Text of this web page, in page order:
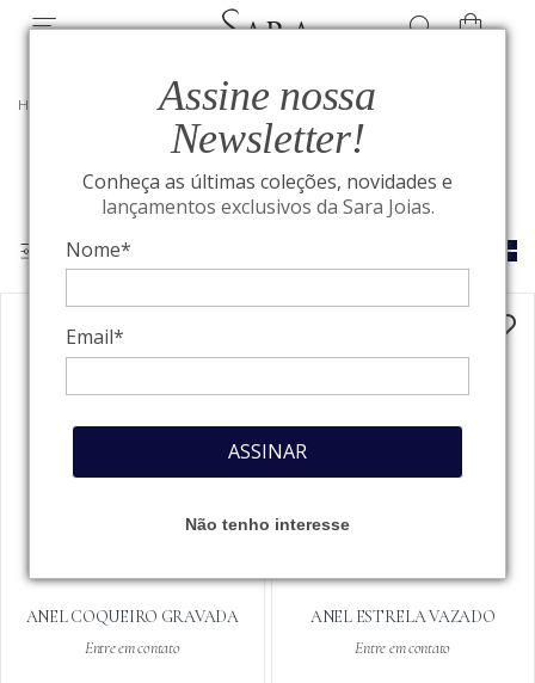
Assine nossa
Newsletter!
Conheça as últimas coleções, novidades e
lançamentos exclusivos da Sara Joias.
Nome*
Email*
ASSINAR
Não tenho interesse
HOME JOIAS LE ZIL/COLEÇÃO LUIZA BOTTO
ANEL COQUEIRO GRAVADA
Entre em contato
ANEL ESTRELA VAZADO
Entre em contato